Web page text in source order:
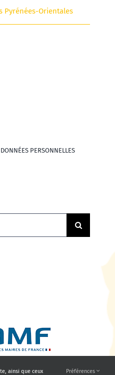
Pyrénées-Orientales
PERSONNELLES
ainsi que ceux Préférences